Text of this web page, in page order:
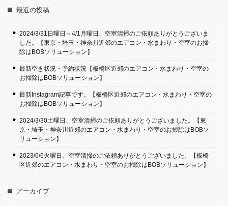
最近の投稿
2024/3/31日曜日～4/1月曜日、空室清掃のご依頼ありがとうございま
した。【東京・埼玉・神奈川近郊のエアコン・水まわり・空室のお掃
除はBOBソリューション】
最新空き状況・予約状況【板橋区近郊のエアコン・水まわり・空室の
お掃除はBOBソリューション】
最新Instagram記事です。【板橋区近郊のエアコン・水まわり・空室の
お掃除はBOBソリューション】
2024/3/30土曜日、空室清掃のご依頼ありがとうございました。【東
京・埼玉・神奈川近郊のエアコン・水まわり・空室のお掃除はBOBソ
リューション】
2023/6/6火曜日、空室清掃のご依頼ありがとうございました。【板橋
区近郊のエアコン・水まわり・空室のお掃除はBOBソリューション】
アーカイブ